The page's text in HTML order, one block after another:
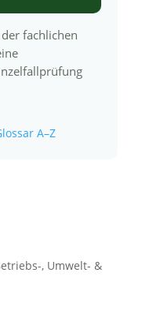
fachlichen
A–Z
, Umwelt- &